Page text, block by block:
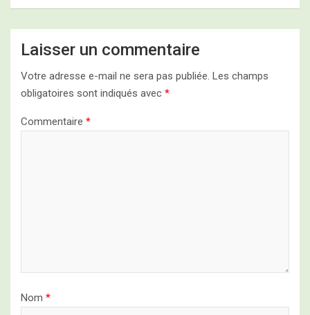
Laisser un commentaire
Votre adresse e-mail ne sera pas publiée. Les champs
obligatoires sont indiqués avec *
Commentaire *
Nom *